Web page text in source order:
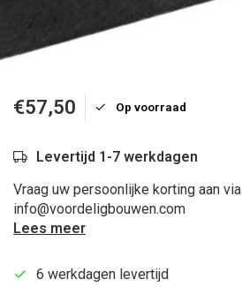
€57,50 Op voorraad
Levertijd 1-7 werkdagen
Vraag uw persoonlijke korting aan via
info@voordeligbouwen.com
Lees meer
6 werkdagen levertijd